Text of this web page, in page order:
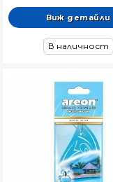
Виж детайли
В наличност